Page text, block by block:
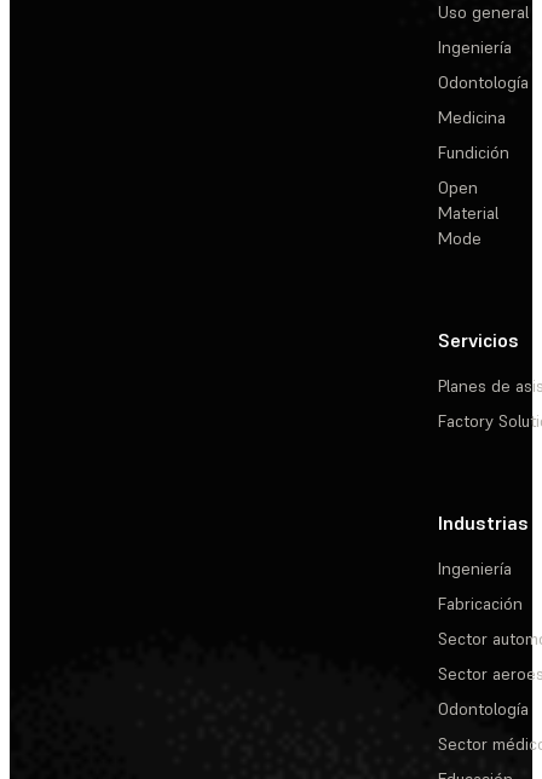
Uso general
Ingeniería
Odontología
Medicina
Fundición
Open
Material
Mode
Servicios
Planes de
Factory
Industrias
Ingeniería
Fabricación
Sector
Sector
Odontología
Sector